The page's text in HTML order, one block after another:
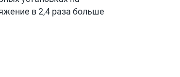
в 2,4 раза больше